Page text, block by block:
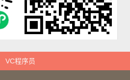
VC程序员